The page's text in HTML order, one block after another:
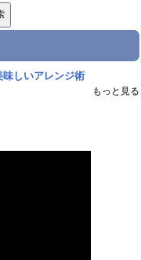
味しいアレンジ術
もっと見る